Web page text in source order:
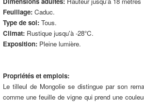
Feuillage: Caduc.
Type de sol: Tous.
Climat: Rustique jusqu'à -28°C.
Exposition: Pleine lumière.
Propriétés et emplois:
Le tilleul de Mongolie se distingue par son
comme une feuille de vigne qui prend une